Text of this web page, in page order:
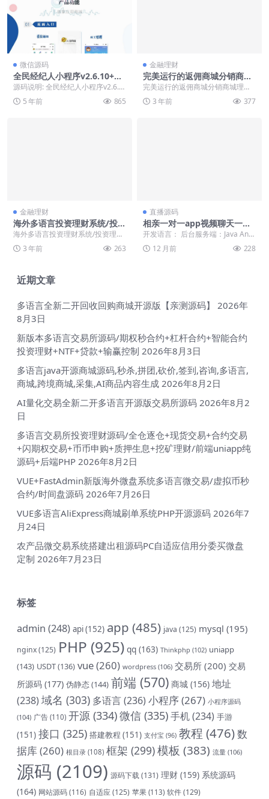
微信源码
全民经纪人小程序v2.6.10+插
件+前端
源码说明: 全民经纪人小程序v2.6.1
0+插件+前端 【新增】 1、新增-后
台...5 年前 865
金融理财
完美运行的返佣商城分销商城
理财商城开源代码【亲测源
完美运行的返佣商城分销商城理财
商城开源代码有教程有vue代码脚本
齐全全部实测非常...
3 年前 377
金融理财
海外多语言投资理财系统/投资
理财源码/共享充电宝系统
海外多语言投资理财系统/投资理财
源码/共享充电宝系统 前端四种语
言，支持添加其他...
3 年前 263
直播源码
相亲一对一app视频聊天一对
一聊天交友源码+运营级别全
源码【1v1+1v2社交app直播
源码】
开发语言： 后台服务端：Java Andr
oid：java iOS：obje-c...
12 月前 228
近期文章
多语言全新二开回收回购商城开源版【亲测源码】
2026年
8月3日
新版本多语言交易所源码/期权秒合约+杠杆合约+智能合约
投资理财+NTF+贷款+输赢控制 2026年8月3日
多语言java开源商城源码,秒杀,拼团,砍价,签到,咨询,多语言,
商城,跨境商城,采集,AI商品内容生成 2026年8月2日
AI量化交易全新二开多语言开源版交易所源码 2026年8月2
日
多语言交易所投资理财源码/全仓逐仓+现货交易+合约交易
+闪期权交易+币币申购+质押生息+挖矿理财/前端uniapp纯
源码+后端PHP 2026年8月2日
VUE+FastAdmin新版海外微盘系统多语言微交易/虚拟币秒
合约/时间盘源码 2026年7月26日
VUE多语言AliExpress商城刷单系统PHP开源源码 2026年7
月24日
农产品微交易系统搭建出租源码PC自适应信用分委买微盘
定制 2026年7月23日
标签
admin (248) api(152) app (485) java (125) mysql (195)
nginx(125) PHP (925) qq (163) Thinkphp (102) uniapp
(143) USDT(136) vue(260) wordpress (106) 交易所 (200) 交易
所源码 (177) 伪静态(144) 前端 (570) 商城 (156) 地址
(238)域名 (303) 多语言(236) 小程序(267) 小程序源码
(104) 广告 (110) 开源 (334)微信 (335)手机(234) 手游
(151) 接口 (325) 搭建教程 (151) 支付宝 (96) 教程 (476)数
据库(260) 根目录 (108) 框架 (299)模板 (383) 流量 (106)
源码 (2109) 源码下载(131) 理财 (159) 系统源码
(164) 网站源码(116) 自适应(125) 苹果 (113) 软件(129)